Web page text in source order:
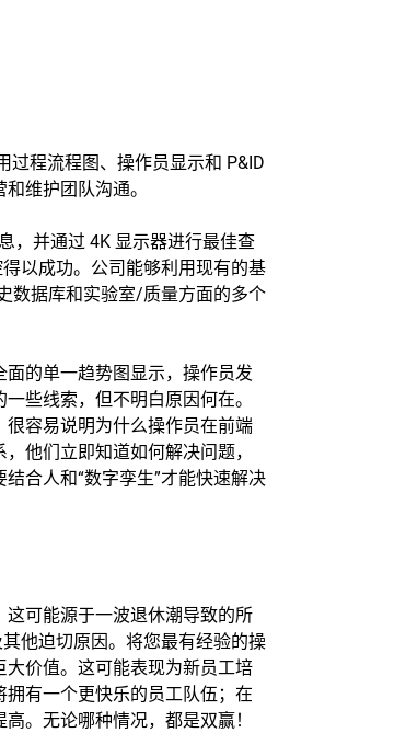
过程流程图、操作员显示和 P&ID
维护团队沟通。
，并通过 4K 显示器进行最佳查
以成功。公司能够利用现有的基
数据库和实验室/质量方面的多个
的单一趋势图显示，操作员发
些线索，但不明白原因何在。
容易说明为什么操作员在前端
他们立即知道如何解决问题，
合人和“数字孪生”才能快速解决
可能源于一波退休潮导致的所
他迫切原因。将您最有经验的操
价值。这可能表现为新员工培
有一个更快乐的员工队伍；在
。无论哪种情况，都是双赢！